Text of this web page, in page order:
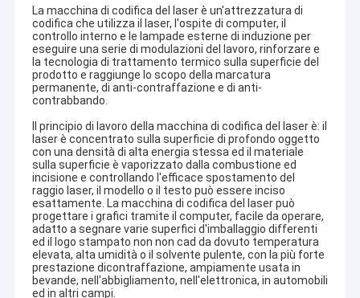
La macchina di codifica del laser è un'attrezzatura di
codifica che utilizza il laser, l'ospite di computer, il
controllo interno e le lampade esterne di induzione per
eseguire una serie di modulazioni del lavoro, rinforzare e
la tecnologia di trattamento termico sulla superficie del
prodotto e raggiunge lo scopo della marcatura
permanente, di anti-contraffazione e di anti-
contrabbando.
Il principio di lavoro della macchina di codifica del laser è: il
laser è concentrato sulla superficie di profondo oggetto
con una densità di alta energia stessa ed il materiale
sulla superficie è vaporizzato dalla combustione ed
incisione e controllando l'efficace spostamento del
raggio laser, il modello o il testo può essere inciso
esattamente. La macchina di codifica del laser può
progettare i grafici tramite il computer, facile da operare,
adatto a segnare varie superfici d'imballaggio differenti
ed il logo stampato non non cad da dovuto temperatura
elevata, alta umidità o il solvente pulente, con la più forte
prestazione dicontraffazione, ampiamente usata in
bevande, nell'abbigliamento, nell'elettronica, in automobili
ed in altri campi.